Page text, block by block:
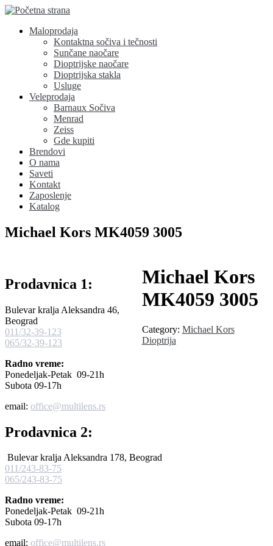
Maloprodaja
Kontaktna sočiva i tečnosti
Sunčane naočare
Dioptrijske naočare
Dioptrijska stakla
Usluge
Veleprodaja
Barnaux Sočiva
Menrad
Zeiss
Gde kupiti
Brendovi
O nama
Saveti
Kontakt
Zaposlenje
Katalog
Michael Kors MK4059 3005
Michael Kors
MK4059 3005
Category: Michael Kors
Dioptrija
Prodavnica 1:
Bulevar kralja Aleksandra 46,
Beograd
011/32-39-123
065/32-39-123
Radno vreme:
Ponedeljak-Petak 09-21h
Subota 09-17h
email: office@multilens.rs
Prodavnica 2:
Bulevar kralja Aleksandra 178, Beograd
011/243-83-75
065/243-83-75
Radno vreme:
Ponedeljak-Petak 09-21h
Subota 09-17h
email: office@multilens.rs